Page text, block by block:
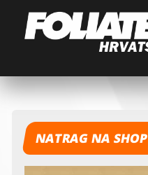
NATRAG NA SHOP